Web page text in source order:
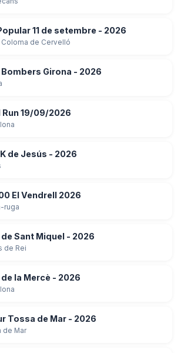
11 de setembre - 2026
Coloma de Cervelló
Bombers Girona - 2026
Run 19/09/2026
de Jesús - 2026
El Vendrell 2026
ruga
Sant Miquel - 2026
de Rei
la Mercè - 2026
Tossa de Mar - 2026
de Mar